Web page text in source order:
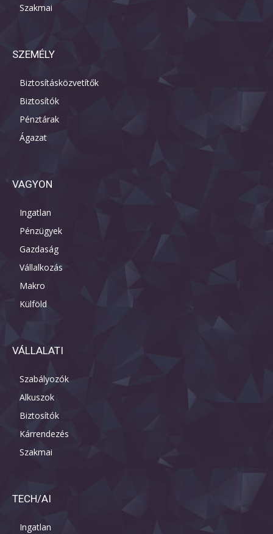
Szakmai
SZEMÉLY
Biztosításközvetítők
Biztosítók
Pénztárak
Ágazat
VAGYON
Ingatlan
Pénzügyek
Gazdaság
Vállalkozás
Makro
Külföld
VÁLLALATI
Szabályozók
Alkuszok
Biztosítók
Kárrendezés
Szakmai
TECH/AI
Ingatlan